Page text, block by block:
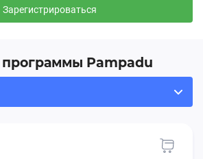
Зарегистрироваться
программы Pampadu